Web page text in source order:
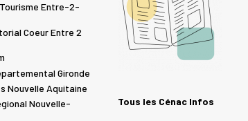
Entre-2-
Coeur Entre 2
Gironde
Nouvelle Aquitaine
Nouvelle-
Tous les Cénac Infos